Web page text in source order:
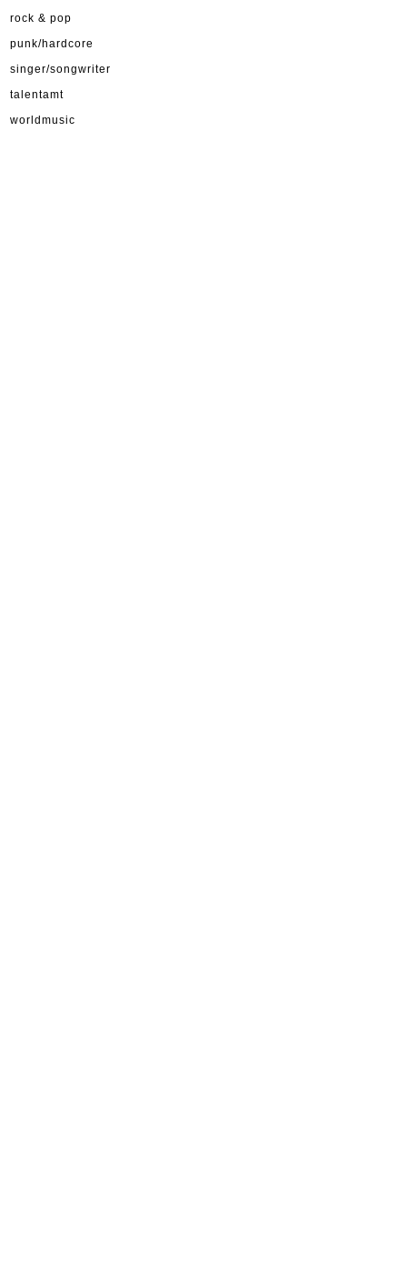
rock & pop
punk/hardcore
singer/songwriter
talentamt
worldmusic